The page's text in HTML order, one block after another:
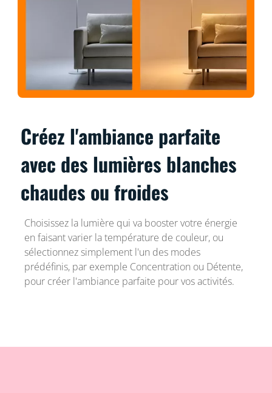
Créez l'ambiance parfaite
avec des lumières blanches
chaudes ou froides
Choisissez la lumière qui va booster votre énergie
en faisant varier la température de couleur, ou
sélectionnez simplement l'un des modes
prédéfinis, par exemple Concentration ou Détente,
pour créer l'ambiance parfaite pour vos activités.